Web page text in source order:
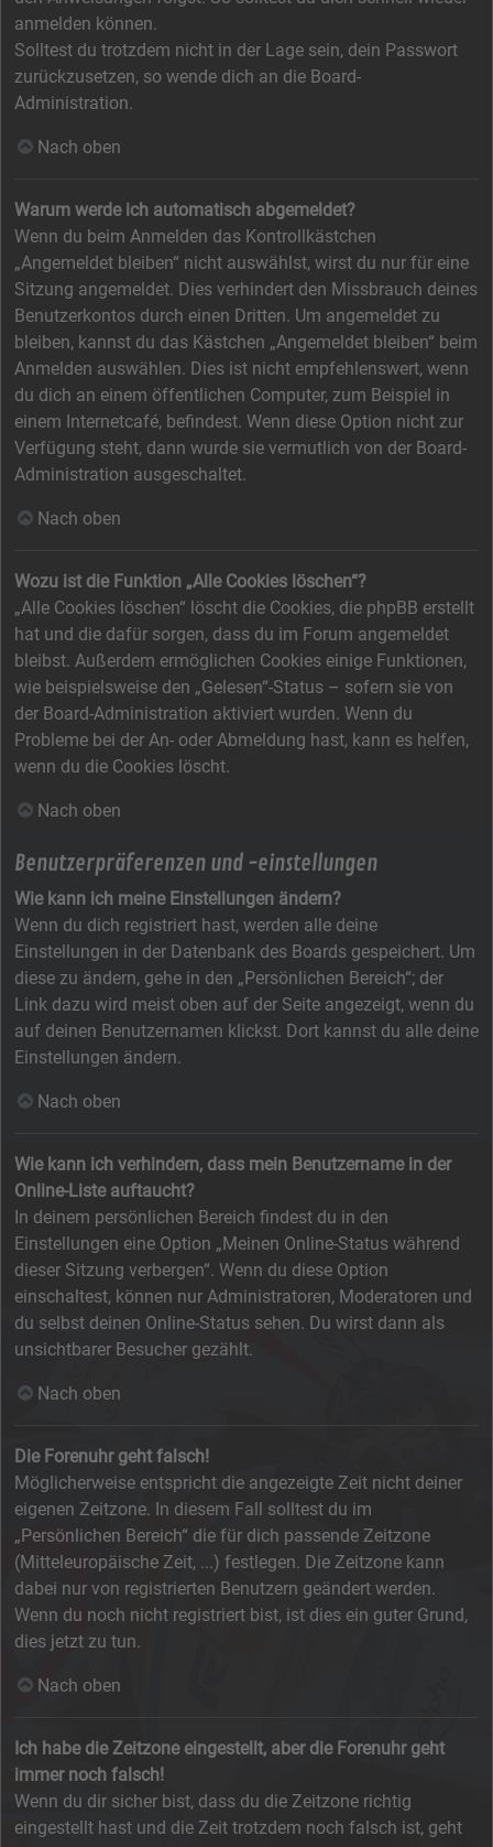
anmelden können.
Solltest du trotzdem nicht in der Lage sein, dein Passwort
zurückzusetzen, so wende dich an die Board-
Administration.
Nach oben
Warum werde ich automatisch abgemeldet?
Wenn du beim Anmelden das Kontrollkästchen
„Angemeldet bleiben“ nicht auswählst, wirst du nur für eine
Sitzung angemeldet. Dies verhindert den Missbrauch deines
Benutzerkontos durch einen Dritten. Um angemeldet zu
bleiben, kannst du das Kästchen „Angemeldet bleiben“ beim
Anmelden auswählen. Dies ist nicht empfehlenswert, wenn
du dich an einem öffentlichen Computer, zum Beispiel in
einem Internetcafé, befindest. Wenn diese Option nicht zur
Verfügung steht, dann wurde sie vermutlich von der Board-
Administration ausgeschaltet.
Nach oben
Wozu ist die Funktion „Alle Cookies löschen“?
„Alle Cookies löschen“ löscht die Cookies, die phpBB erstellt
hat und die dafür sorgen, dass du im Forum angemeldet
bleibst. Außerdem ermöglichen Cookies einige Funktionen,
wie beispielsweise den „Gelesen“-Status – sofern sie von
der Board-Administration aktiviert wurden. Wenn du
Probleme bei der An- oder Abmeldung hast, kann es helfen,
wenn du die Cookies löscht.
Nach oben
Benutzerpräferenzen und -einstellungen
Wie kann ich meine Einstellungen ändern?
Wenn du dich registriert hast, werden alle deine
Einstellungen in der Datenbank des Boards gespeichert. Um
diese zu ändern, gehe in den „Persönlichen Bereich“; der
Link dazu wird meist oben auf der Seite angezeigt, wenn du
auf deinen Benutzernamen klickst. Dort kannst du alle deine
Einstellungen ändern.
Nach oben
Wie kann ich verhindern, dass mein Benutzername in der
Online-Liste auftaucht?
In deinem persönlichen Bereich findest du in den
Einstellungen eine Option „Meinen Online-Status während
dieser Sitzung verbergen“. Wenn du diese Option
einschaltest, können nur Administratoren, Moderatoren und
du selbst deinen Online-Status sehen. Du wirst dann als
unsichtbarer Besucher gezählt.
Nach oben
Die Forenuhr geht falsch!
Möglicherweise entspricht die angezeigte Zeit nicht deiner
eigenen Zeitzone. In diesem Fall solltest du im
„Persönlichen Bereich“ die für dich passende Zeitzone
(Mitteleuropäische Zeit, ...) festlegen. Die Zeitzone kann
dabei nur von registrierten Benutzern geändert werden.
Wenn du noch nicht registriert bist, ist dies ein guter Grund,
dies jetzt zu tun.
Nach oben
Ich habe die Zeitzone eingestellt, aber die Forenuhr geht
immer noch falsch!
Wenn du dir sicher bist, dass du die Zeitzone richtig
eingestellt hast und die Zeit trotzdem noch falsch ist, geht